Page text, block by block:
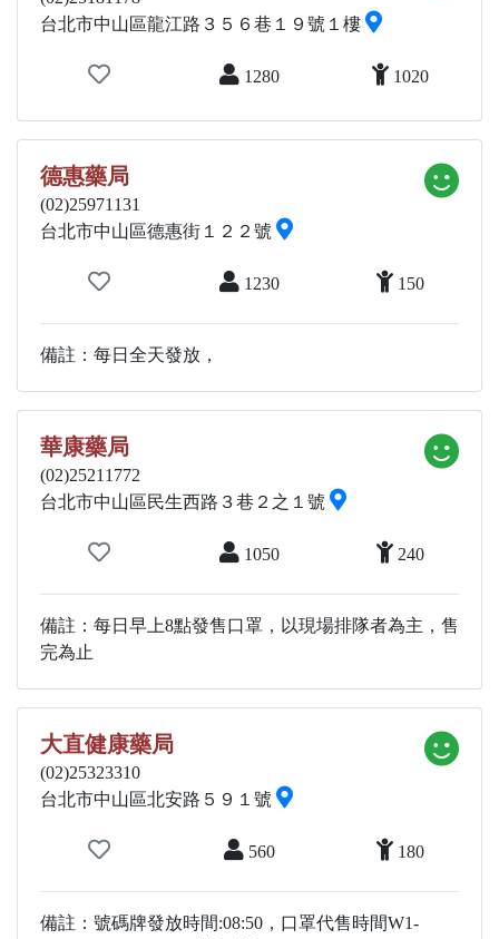
台北市中山區龍江路３５６巷１９號１樓
1280 1020
德惠藥局
(02)25971131
台北市中山區德惠街１２２號
1230 150
備註：每日全天發放，
華康藥局
(02)25211772
台北市中山區民生西路３巷２之１號
1050 240
備註：每日早上8點發售口罩，以現場排隊者為主，售
完為止
大直健康藥局
(02)25323310
台北市中山區北安路５９１號
560 180
備註：號碼牌發放時間:08:50，口罩代售時間W1-